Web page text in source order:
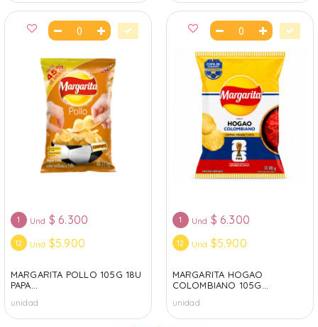
1 Und $ 6.300
12 Und $5.900
MARGARITA POLLO 105G 18U
PAPA...
unidad
1 Und $ 6.300
12 Und $5.900
MARGARITA HOGAO
COLOMBIANO 105G...
unidad